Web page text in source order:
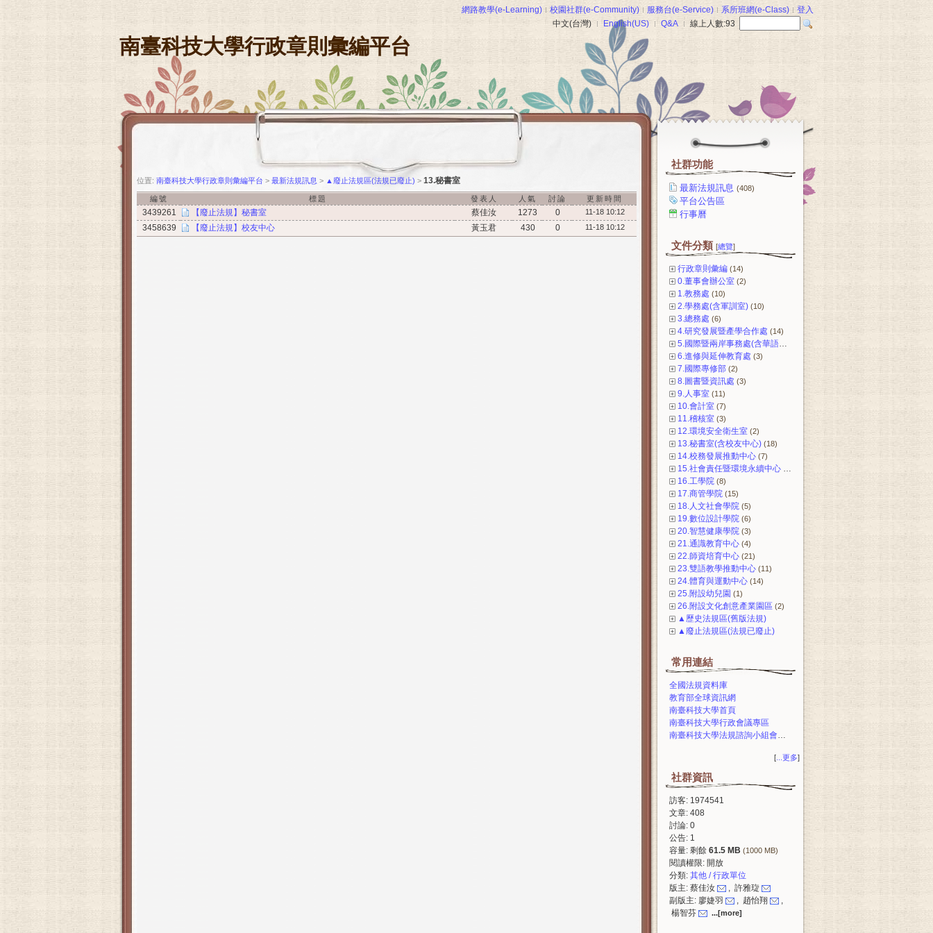
網路教學(e-Learning) 校園社群(e-Community) 服務台(e-Service) 系所班網(e-Class)
登入
中文(台灣)
English(US) Q&A 線上人數:93
南臺科技大學行政章則彙編平台
社群功能
最新法規訊息 (408)
平台公告區
行事曆
文件分類 [總覽]
行政章則彙編 (14)
0.董事會辦公室 (2)
1.教務處 (10)
2.學務處(含軍訓室) (10)
3.總務處 (6)
4.研究發展暨產學合作處 (14)
5.國際暨兩岸事務處(含華語中心)
6.進修與延伸教育處 (3)
7.國際專修部 (2)
8.圖書暨資訊處 (3)
9.人事室 (11)
10.會計室 (7)
11.稽核室 (3)
12.環境安全衛生室 (2)
13.秘書室(含校友中心) (18)
14.校務發展推動中心 (7)
15.社會責任暨環境永續中心
16.工學院 (8)
17.商管學院 (15)
18.人文社會學院 (5)
19.數位設計學院 (6)
20.智慧健康學院 (3)
21.通識教育中心 (4)
22.師資培育中心 (21)
23.雙語教學推動中心 (11)
24.體育與運動中心 (14)
25.附設幼兒園 (1)
26.附設文化創意產業園區 (2)
▲歷史法規區(舊版法規)
▲廢止法規區(法規已廢止)
常用連結
全國法規資料庫
教育部全球資訊網
南臺科技大學首頁
南臺科技大學行政會議專區
南臺科技大學法規諮詢小組會議專區
[ ...更多]
社群資訊
訪客: 1974541
文章: 408
討論: 0
公告: 1
容量: 剩餘 61.5 MB (1000 MB)
閱讀權限: 開放
分類: 其他 / 行政單位
版主: 蔡佳汝
, 許雅琁
副版主: 廖婕羽
, 趙怡翔
,
楊智芬
...[more]
位置: 南臺科技大學行政章則彙編平台 > 最新法規訊息 > ▲廢止法規區(法規已廢止) > 13.秘書室
編號 標題 發表人 人氣 討論 更新時間
3439261 【廢止法規】秘書室 蔡佳汝 1273 0 11-18 10:12
3458639 【廢止法規】校友中心 黃玉君 430 0 11-18 10:12